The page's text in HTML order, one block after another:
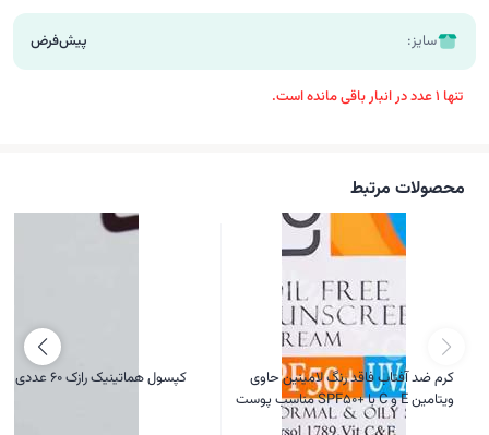
سایز: پیش‌فرض
تنها 1 عدد در انبار باقی مانده است.
محصولات مرتبط
کرم ضد آفتاب فاقد رنگ لامینین حاوی
ویتامین E و C با +SPF50 مناسب پوست
معمولی و چرب حجم 50 میل
کپسول هماتینیک رازک 60 عددی